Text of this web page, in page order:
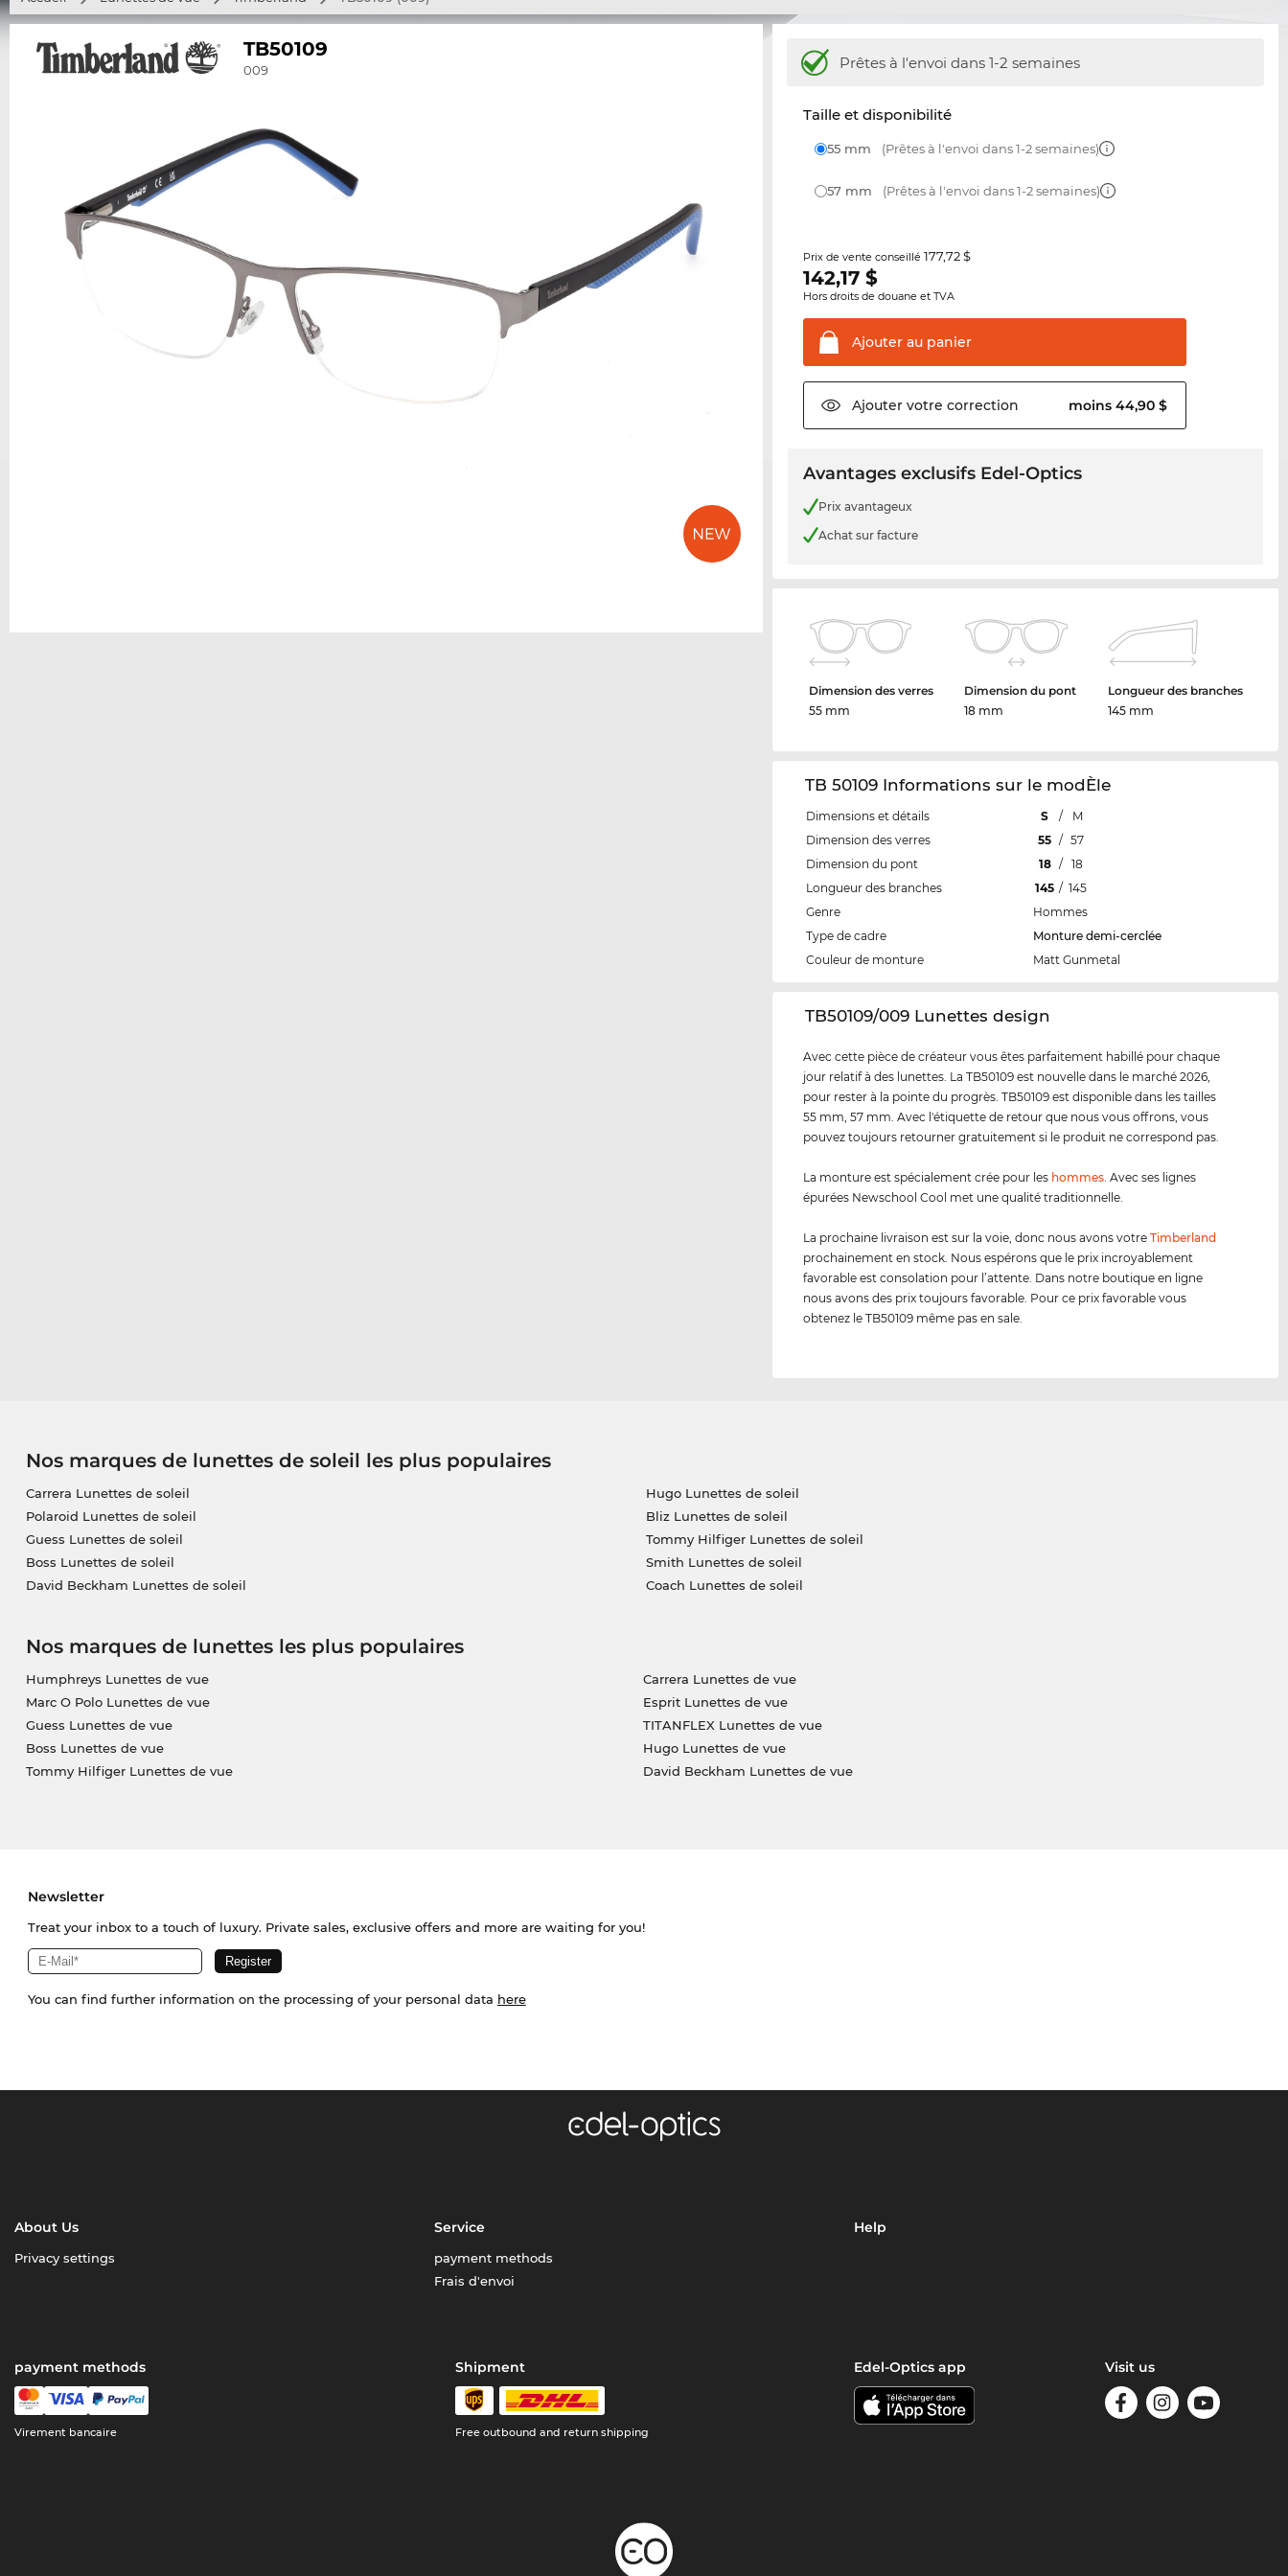
TB50109
009 Prêtes à l'envoi dans 1-2 semaines
Taille et disponibilité
55 mm (Prêtes à l'envoi dans 1-2 semaines)
57 mm (Prêtes à l'envoi dans 1-2 semaines)
Prix de vente conseillé177,72 $
142,17 $
Hors droits de douane et TVA
Ajouter au panier
Ajouter votre correction moins 44,90 $
Avantages exclusifs Edel-Optics
Prix avantageux
Achat sur facture
Dimension des verres
55 mm
Dimension du pont
18 mm
Longueur des branches
145 mm
TB 50109 Informations sur le modÈle
Dimensions et détails S /
M
Dimension des verres
55 / 57
Dimension du pont
18 /
18
Longueur des branches
145 / 145
Genre
Hommes
Type de cadre
Monture demi-cerclée
Couleur de monture
Matt Gunmetal
‌TB50109/009 Lunettes design
Avec cette pièce de créateur vous êtes parfaitement habillé pour chaque
jour relatif à des lunettes. La TB50109 est nouvelle dans le marché 2026,
pour rester à la pointe du progrès. TB50109 est disponible dans les tailles
55 mm, 57 mm. Avec l'étiquette de retour que nous vous offrons, vous
pouvez toujours retourner gratuitement si le produit ne correspond pas.
La monture est spécialement crée pour les hommes. Avec ses lignes
épurées Newschool Cool met une qualité traditionnelle.
La prochaine livraison est sur la voie, donc nous avons votreTimberland
prochainement en stock. Nous espérons que le prix incroyablement
favorable est consolation pour l’attente. Dans notre boutique en ligne
nous avons des prix toujours favorable. Pour ce prix favorable vous
obtenez le TB50109 même pas en sale.
Nos marques de lunettes de soleil les plus populaires
Carrera Lunettes de soleil
Polaroid Lunettes de soleil
Guess Lunettes de soleil
Boss Lunettes de soleil
David Beckham Lunettes de soleil
Hugo Lunettes de soleil
Bliz Lunettes de soleil
Tommy Hilfiger Lunettes de soleil
Smith Lunettes de soleil
Coach Lunettes de soleil
Nos marques de lunettes les plus populaires
Humphreys Lunettes de vue
Marc O Polo Lunettes de vue
Guess Lunettes de vue
Boss Lunettes de vue
Tommy Hilfiger Lunettes de vue
Carrera Lunettes de vue
Esprit Lunettes de vue
TITANFLEX Lunettes de vue
Hugo Lunettes de vue
David Beckham Lunettes de vue
Newsletter
Treat your inbox to a touch of luxury. Private sales, exclusive offers and more are waiting for you!
You can find further information on the processing of your personal data here
About Us
Privacy settings
Service
payment methods
Frais d'envoi
Help
payment methods
Virement bancaire
Shipment
Free outbound and return shipping
Edel-Optics app Visit us